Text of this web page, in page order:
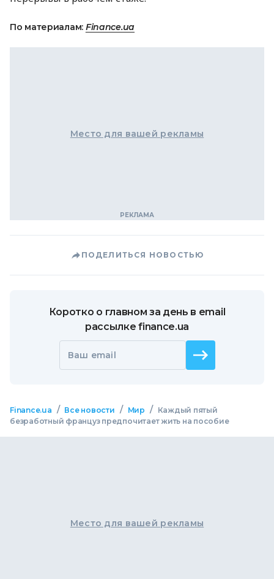
По материалам: Finance.ua
Место для вашей рекламы
ПОДЕЛИТЬСЯ НОВОСТЬЮ
Коротко о главном за день в email
рассылке finance.ua
Ваш email
Finance.ua / Все новости / Мир /
Каждый пятый
безработный француз предпочитает жить на пособие
Место для вашей рекламы